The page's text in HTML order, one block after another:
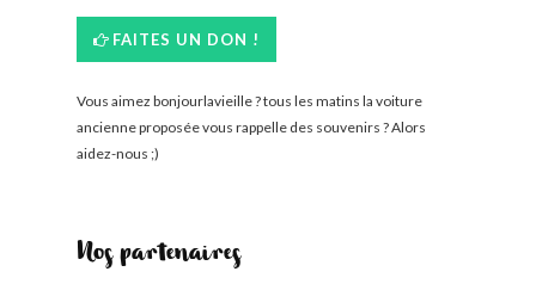
FAITES UN DON !
Vous aimez bonjourlavieille ? tous les matins la voiture
ancienne proposée vous rappelle des souvenirs ? Alors
aidez-nous ;)
Nos partenaires